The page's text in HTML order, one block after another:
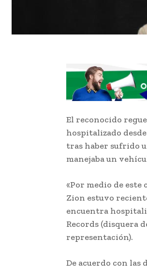
El reconocido
hospitalizado
tras haber sufrido
manejaba un
«Por medio de
Zion estuvo
encuentra
Records (disquera
representación).
De acuerdo con las